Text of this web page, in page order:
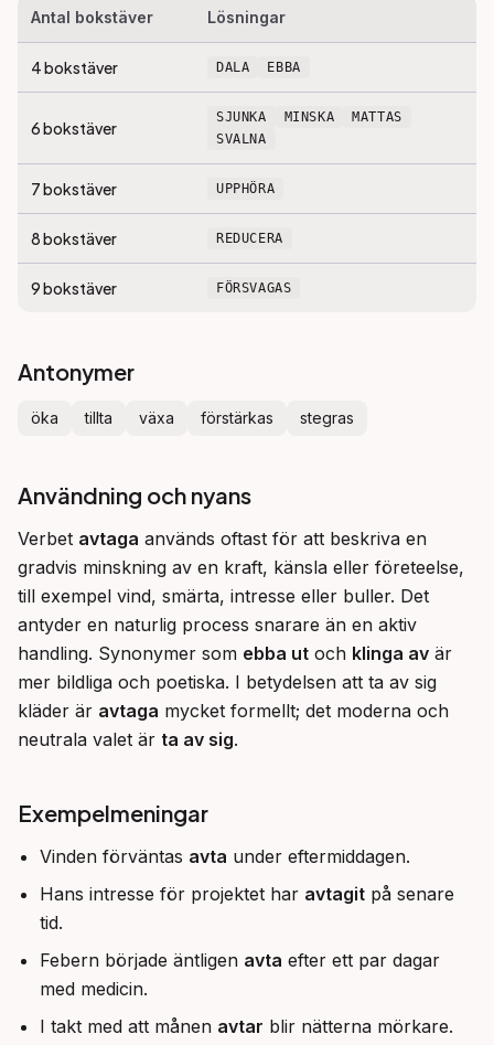
Antal bokstäver Lösningar
4bokstäver DALA EBBA
6bokstäver
SJUNKA MINSKA
MATTAS
SVALNA
7bokstäver UPPHÖRA
8bokstäver REDUCERA
9bokstäver FÖRSVAGAS
Antonymer
öka tillta växa förstärkas stegras
Användning och nyans
Verbet avtaga används oftast för att beskriva en
gradvis minskning av en kraft, känsla eller företeelse,
till exempel vind, smärta, intresse eller buller. Det
antyder en naturlig process snarare än en aktiv
handling. Synonymer som ebba ut och klinga av är
mer bildliga och poetiska. I betydelsen att ta av sig
kläder är avtaga mycket formellt; det moderna och
neutrala valet är ta av sig.
Exempelmeningar
Vinden förväntas avta under eftermiddagen.
Hans intresse för projektet har avtagit på senare
tid.
Febern började äntligen avta efter ett par dagar
med medicin.
I takt med att månen avtar blir nätterna mörkare.